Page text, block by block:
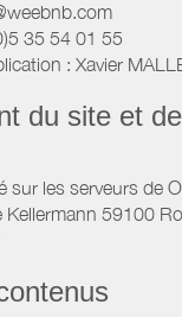
35 54 01 55
: Xavier
du site et
sur les serveurs de
Kellermann 59100